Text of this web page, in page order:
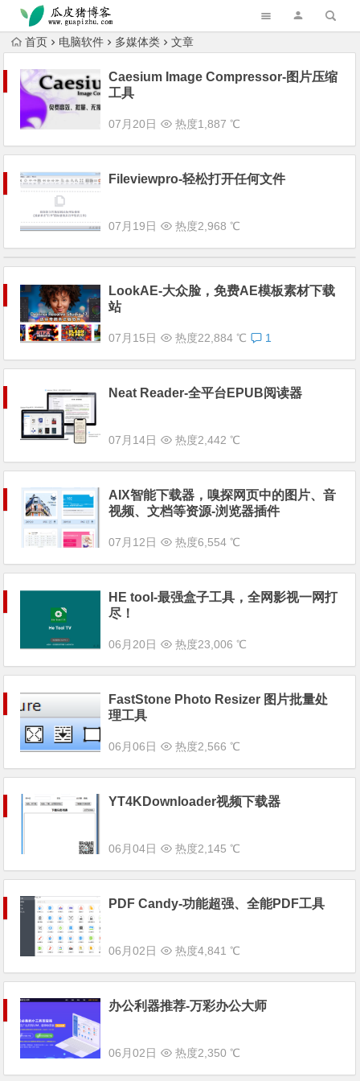
跳转到主内容
首页 电脑软件 多媒体类 文章
Caesium Image Compressor-图片压缩
工具
07月20日 热度1,887 ℃
Fileviewpro-轻松打开任何文件
07月19日 热度2,968 ℃
LookAE-大众脸，免费AE模板素材下载
站
07月15日 热度22,884 ℃ 1
Neat Reader-全平台EPUB阅读器
07月14日 热度2,442 ℃
AIX智能下载器，嗅探网页中的图片、音
视频、文档等资源-浏览器插件
07月12日 热度6,554 ℃
HE tool-最强盒子工具，全网影视一网打
尽！
06月20日 热度23,006 ℃
FastStone Photo Resizer 图片批量处
理工具
06月06日 热度2,566 ℃
YT4KDownloader视频下载器
06月04日 热度2,145 ℃
PDF Candy-功能超强、全能PDF工具
06月02日 热度4,841 ℃
办公利器推荐-万彩办公大师
06月02日 热度2,350 ℃